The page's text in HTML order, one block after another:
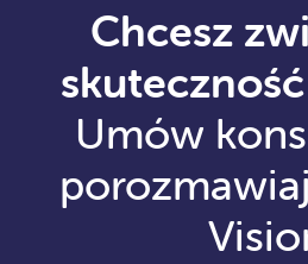
Chcesz
Umów